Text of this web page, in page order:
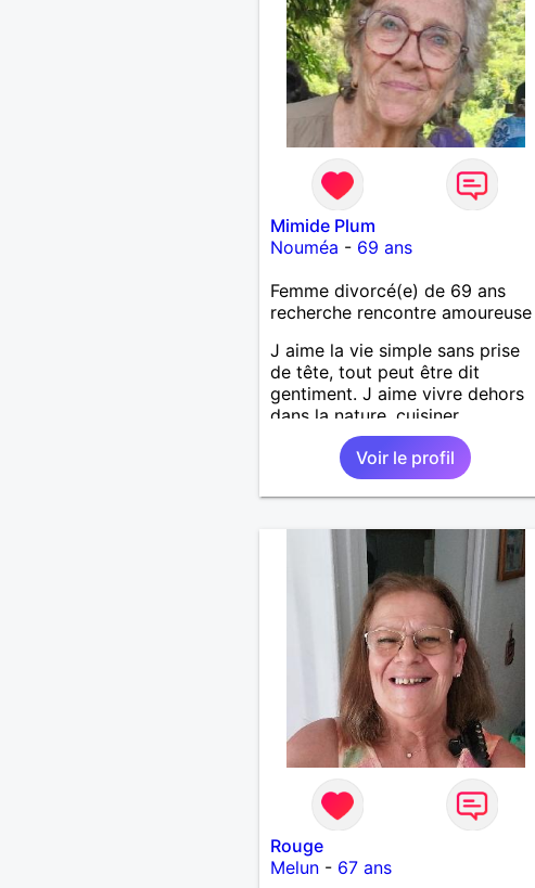
Mimide Plum
Nouméa - 69 ans
Femme divorcé(e) de 69 ans
recherche rencontre amoureuse
J aime la vie simple sans prise
de tête, tout peut être dit
gentiment. J aime vivre dehors
dans la nature, cuisiner,
randonner, camper, voyager,
découvrir, comprendre des
nouveaux trucs techniques et
sur la vie des êtres vivants. J
bois pratiquement pas d alcool,
je fume rarement, je ris souvent.
Je cherche un vrai amoureux
pour continuer à profiter de la
vie mais à deux. Je peux tout
faire toute seule, mais j en ai
marre je veux partagé et rigoler
Voir le profil
Rouge
Melun- 67 ans